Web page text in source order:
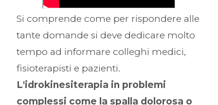
Si comprende come per rispondere alle
tante domande si deve dedicare molto
tempo ad informare colleghi medici,
fisioterapisti e pazienti.
L'idrokinesiterapia in problemi
complessi come la spalla dolorosa o